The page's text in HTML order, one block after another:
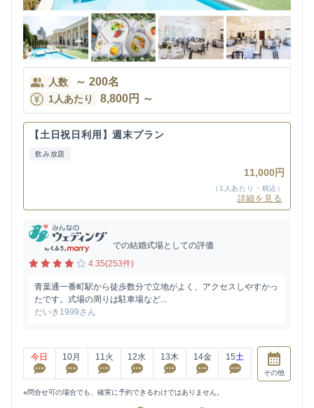
人数 ～ 200名
1人あたり 8,800円 ～
【土日祝日利用】週末プラン
飲み放題
11,000円
（1人あたり・税込）
詳細を見る
での結婚式場としての評価
4.35(253件)
青葉通一番町駅から徒歩数分で立地がよく、アクセスしやすかっ
たです。式場の周りは駐車場など...
だいき1999さん
今日 10月 11火 12水 13木 14金 15土
その他
※問合せ可の場合でも、確実に予約できるわけではありません。